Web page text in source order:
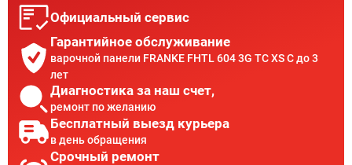
Официальный сервис
Гарантийное обслуживание
варочной панели FRANKE FHTL 604 3G TC XS C до 3
лет
Диагностика за наш счет,
ремонт по желанию
Бесплатный выезд курьера
в день обращения
Срочный ремонт